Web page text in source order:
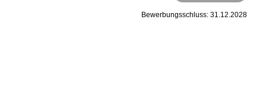
Bewerbungsschluss: 31.12.2028